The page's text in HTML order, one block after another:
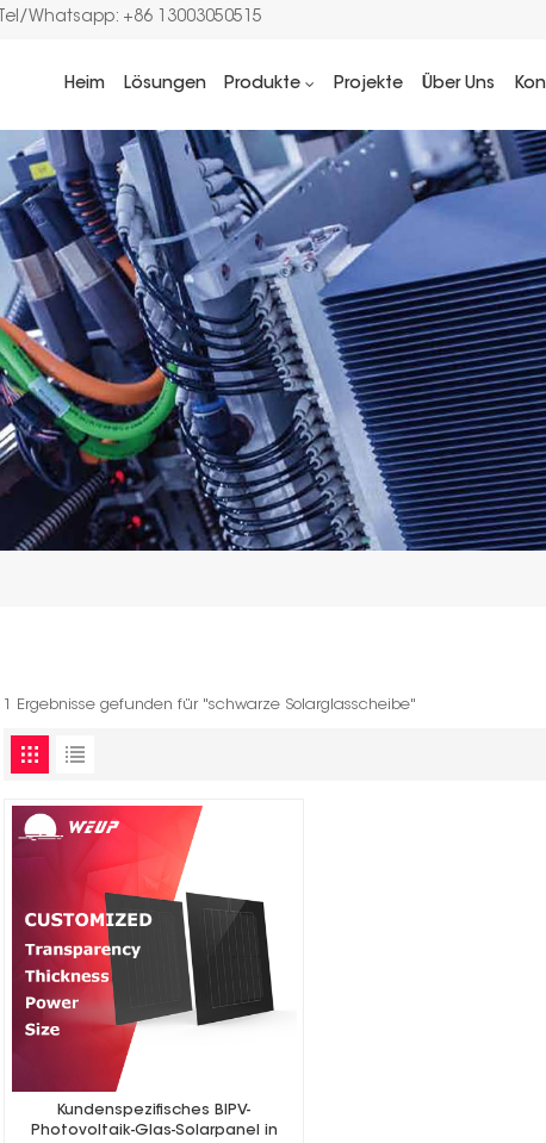
Tel/Whatsapp: +86 13003050515
Heim Lösungen Produkte Projekte Über Uns
1 Ergebnisse gefunden für "schwarze Solarglasscheibe"
Kundenspezifisches BIPV-
Photovoltaik-Glas-Solarpanel in